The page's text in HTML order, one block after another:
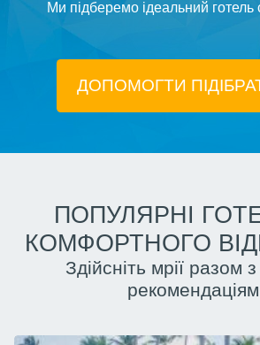
Ми підберемо ідеальний
ДОПОМОГТИ
ПОПУЛЯРНІ
КОМФОРТНОГО
Здійсніть мрії разом